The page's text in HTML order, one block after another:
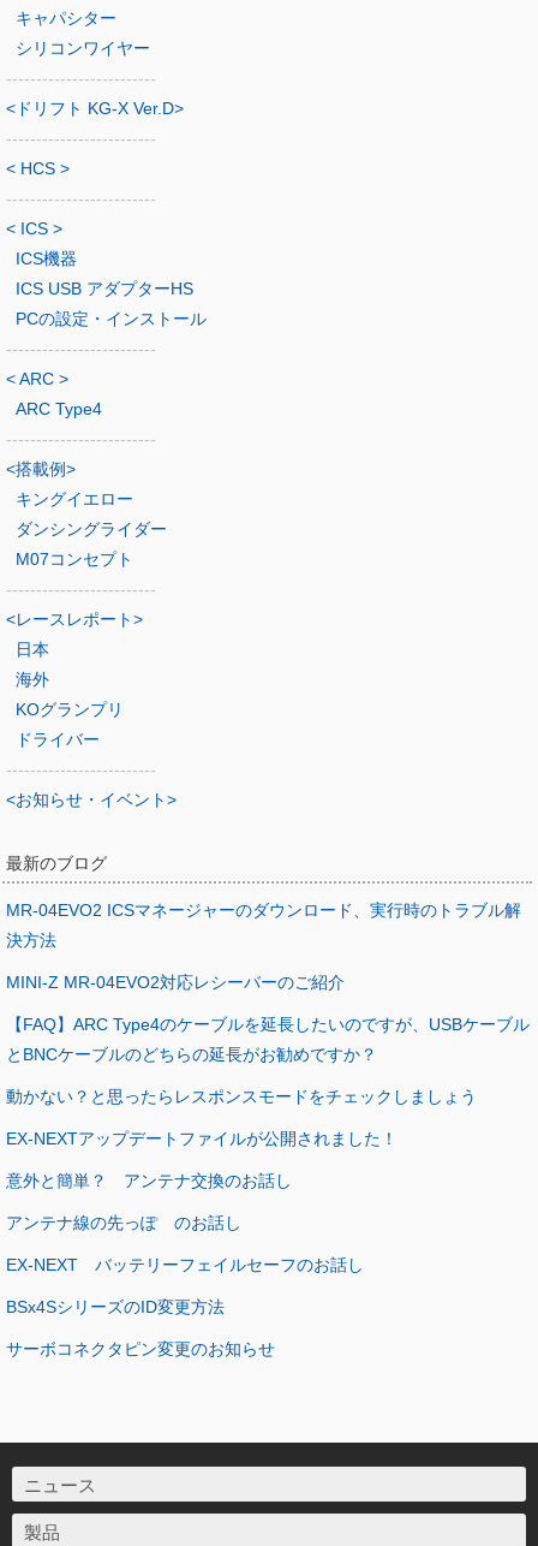
キャパシター
シリコンワイヤー
-------------------------
<ドリフト KG-X Ver.D>
-------------------------
< HCS >
-------------------------
< ICS >
ICS機器
ICS USB アダプターHS
PCの設定・インストール
-------------------------
< ARC >
ARC Type4
-------------------------
<搭載例>
キングイエロー
ダンシングライダー
M07コンセプト
-------------------------
<レースレポート>
日本
海外
KOグランプリ
ドライバー
-------------------------
<お知らせ・イベント>
最新のブログ
MR-04EVO2 ICSマネージャーのダウンロード、実行時のトラブル解
決方法
MINI-Z MR-04EVO2対応レシーバーのご紹介
【FAQ】ARC Type4のケーブルを延長したいのですが、USBケーブル
とBNCケーブルのどちらの延長がお勧めですか？
動かない？と思ったらレスポンスモードをチェックしましょう
EX-NEXTアップデートファイルが公開されました！
意外と簡単？ アンテナ交換のお話し
アンテナ線の先っぽ のお話し
EX-NEXT バッテリーフェイルセーフのお話し
BSx4SシリーズのID変更方法
サーボコネクタピン変更のお知らせ
ニュース
製品